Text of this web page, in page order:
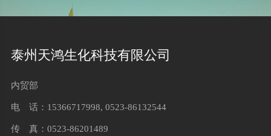
泰州天鸿生化科技有限公司
内贸部
电 话：15366717998, 0523-86132544
传 真：0523-86201489